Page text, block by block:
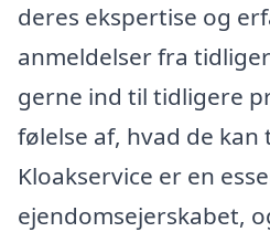
deres ekspertise og
anmeldelser fra
gerne ind til tidligere
følelse af, hvad de kan
Kloakservice er en
ejendomsejerskabet,